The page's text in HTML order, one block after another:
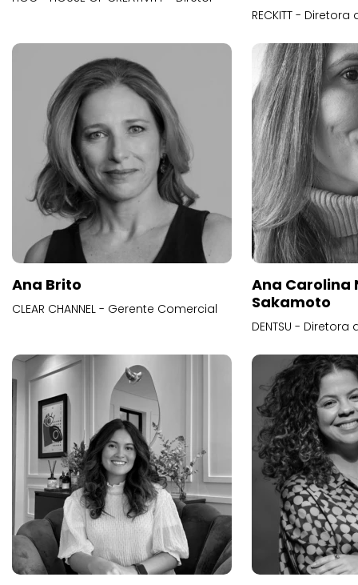
RECKITT -
Ana Brito
CLEAR CHANNEL - Gerente Comercial
Ana Carolina
Sakamoto
DENTSU -